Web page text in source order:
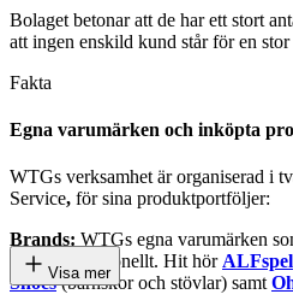
Bolaget betonar att de har ett stort
att ingen enskild kund står för en
Fakta
Egna varumärken och inköpta
WTGs verksamhet är organiserad i
Service, för sina produktportföljer:
Brands: WTGs egna varumärken
växa internationellt. Hit hör ALFspel
Shoes(barnskor och stövlar) samt
Visa mer